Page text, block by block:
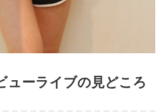
ューライブの見どころ